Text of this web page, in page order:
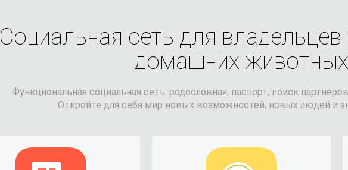
Социальная сеть для
домашних животных
Функциональная социальная сеть: родословная, паспорт, поиск
Откройте для себя мир новых возможностей, новых людей и